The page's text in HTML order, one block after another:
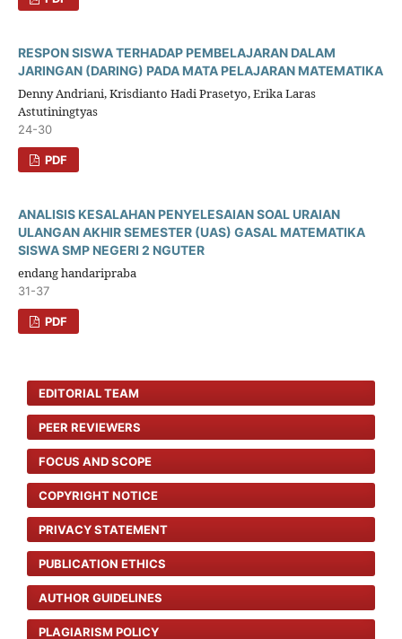
RESPON SISWA TERHADAP PEMBELAJARAN DALAM
JARINGAN (DARING) PADA MATA PELAJARAN MATEMATIKA
Denny Andriani, Krisdianto Hadi Prasetyo, Erika Laras
Astutiningtyas
24-30
PDF
ANALISIS KESALAHAN PENYELESAIAN SOAL URAIAN
ULANGAN AKHIR SEMESTER (UAS) GASAL MATEMATIKA
SISWA SMP NEGERI 2 NGUTER
endang handaripraba
31-37
PDF
EDITORIAL TEAM
PEER REVIEWERS
FOCUS AND SCOPE
COPYRIGHT NOTICE
PRIVACY STATEMENT
PUBLICATION ETHICS
AUTHOR GUIDELINES
PLAGIARISM POLICY